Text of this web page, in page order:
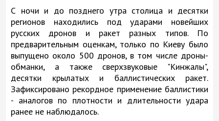
С ночи и до позднего утра столица и десятки
регионов находились под ударами новейших
русских дронов и ракет разных типов. По
предварительным оценкам, только по Киеву было
выпущено около 500 дронов, в том числе дроны-
обманки, а также сверхзвуковые "Кинжалы",
десятки крылатых и баллистических ракет.
Зафиксировано рекордное применение баллистики
- аналогов по плотности и длительности удара
ранее не наблюдалось.